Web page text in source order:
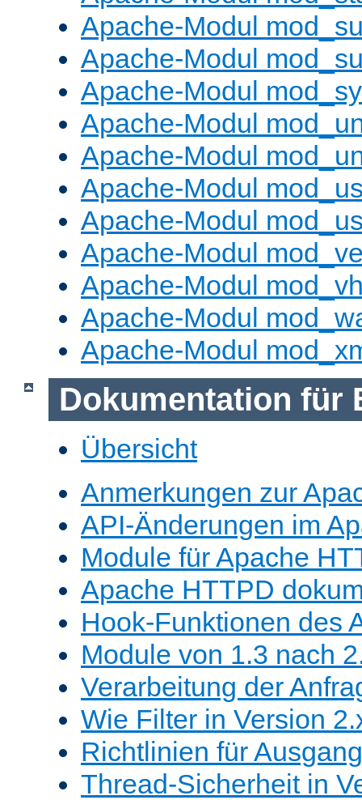
Apache-Modul
Apache-Modul
Apache-Modul
Apache-Modul
Apache-Modul
Apache-Modul
Apache-Modul
Apache-Modul
Apache-Modul
Apache-Modul
Apache-Modul
Dokumentation für
Übersicht
Anmerkungen zur
API-Änderungen im
Module für Apache
Apache HTTPD
Hook-Funktionen des
Module von 1.3 nach
Verarbeitung der
Wie Filter in Version
Richtlinien für
Thread-Sicherheit in